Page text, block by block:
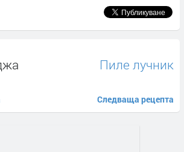
Пиле лучник
Следваща рецепта